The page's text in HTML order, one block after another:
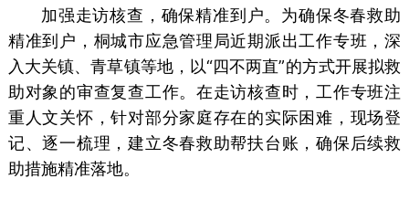
加强走访核查，确保精准到户。为确保冬春救助
精准到户，桐城市应急管理局近期派出工作专班，深
入大关镇、青草镇等地，以“四不两直”的方式开展拟救
助对象的审查复查工作。在走访核查时，工作专班注
重人文关怀，针对部分家庭存在的实际困难，现场登
记、逐一梳理，建立冬春救助帮扶台账，确保后续救
助措施精准落地。